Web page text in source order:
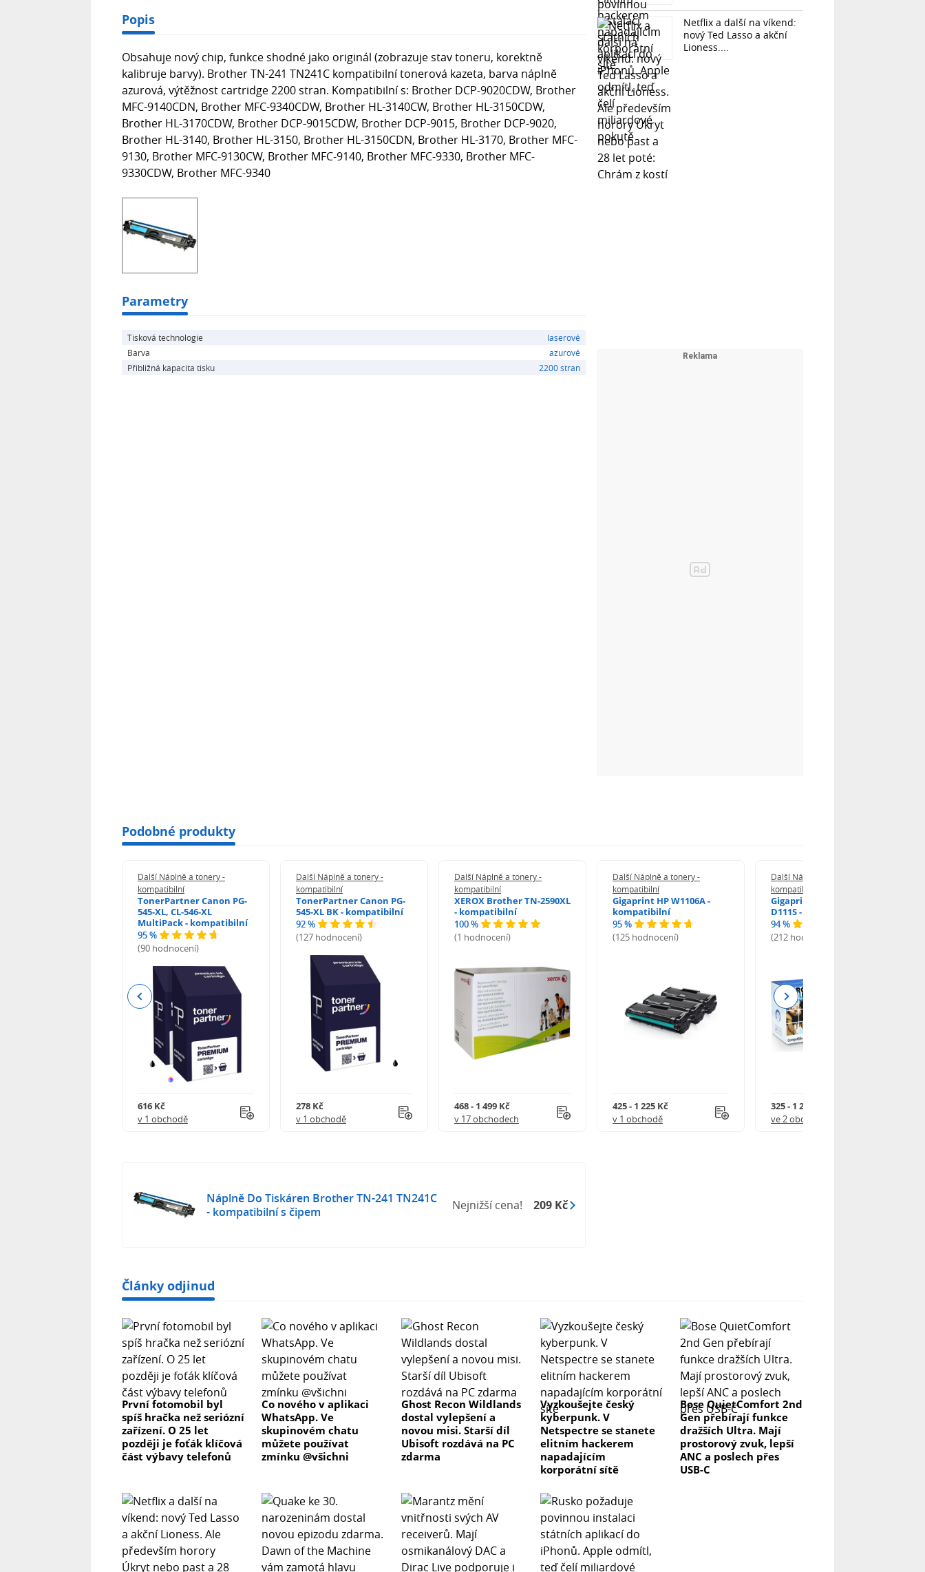
Popis
Obsahuje nový chip, funkce shodné jako originál (zobrazuje stav toneru, korektně
kalibruje barvy). Brother TN-241 TN241C kompatibilní tonerová kazeta, barva náplně
azurová, výtěžnost cartridge 2200 stran. Kompatibilní s: Brother DCP-9020CDW, Brother
MFC-9140CDN, Brother MFC-9340CDW, Brother HL-3140CW, Brother HL-3150CDW,
Brother HL-3170CDW, Brother DCP-9015CDW, Brother DCP-9015, Brother DCP-9020,
Brother HL-3140, Brother HL-3150, Brother HL-3150CDN, Brother HL-3170, Brother MFC-
9130, Brother MFC-9130CW, Brother MFC-9140, Brother MFC-9330, Brother MFC-
9330CDW, Brother MFC-9340
Parametry
Tisková technologie
laserové
Barva
azurové
Přibližná kapacita tisku
2200 stran
Netflix a další na víkend:
nový Ted Lasso a akční
Lioness....
Podobné produkty
Další Náplně a tonery -
kompatibilní
TonerPartner Canon PG-
545-XL, CL-546-XL
MultiPack - kompatibilní
95 %
(90 hodnocení)
616 Kč
v 1 obchodě
Další Náplně a tonery -
kompatibilní
TonerPartner Canon PG-
545-XL BK - kompatibilní
92 %
(127 hodnocení)
278 Kč
v 1 obchodě
Další Náplně a tonery -
kompatibilní
XEROX Brother TN-2590XL
- kompatibilní
100 %
(1 hodnocení)
468 - 1 499 Kč
v 17 obchodech
Další Náplně a tonery -
kompatibilní
Gigaprint HP W1106A -
kompatibilní
95 %
(125 hodnocení)
425 - 1 225 Kč
v 1 obchodě
Další Náplně a tonery -
kompatibilní
Gigaprint Samsung MLT-
D111S - kompatibilní
94 %
(212 hodnocení)
325 - 1 245 Kč
ve 2 obchodech
Previous Next
Náplně Do Tiskáren Brother TN-241 TN241C
- kompatibilní s čipem
Nejnižší cena! 209 Kč
Články odjinud
První fotomobil byl
spíš hračka než seriózní
zařízení. O 25 let
později je foťák klíčová
část výbavy telefonů
Co nového v aplikaci
WhatsApp. Ve
skupinovém chatu
můžete používat
zmínku @všichni
Ghost Recon Wildlands
dostal vylepšení a
novou misi. Starší díl
Ubisoft rozdává na PC
zdarma
Vyzkoušejte český
kyberpunk. V
Netspectre se stanete
elitním hackerem
napadajícím
korporátní sítě
Bose QuietComfort 2nd
Gen přebírají funkce
dražších Ultra. Mají
prostorový zvuk, lepší
ANC a poslech přes
USB-C